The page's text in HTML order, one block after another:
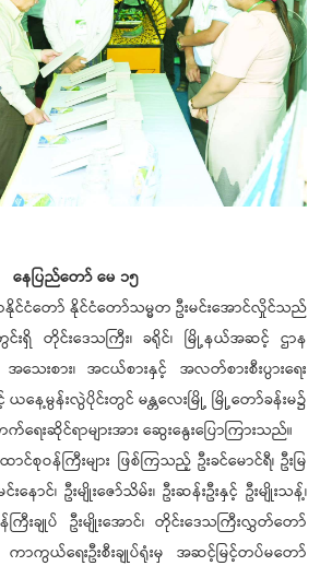
နေပြည်တော် မေ ၁၅
နိုင်ငံတော် နိုင်ငံတော်သမ္မတ ဦးမင်းအောင်လှိုင်သည်
င်းရှိ တိုင်းဒေသကြီး၊ ခရိုင်၊ မြို့နယ်အဆင့် ဌာန
သေးစား၊ အငယ်စားနှင့် အလတ်စားစီးပွားရေး
င့် ယနေ့မွန်းလွဲပိုင်းတွင် မန္တလေးမြို့ မြို့တော်ခန်းမ၌
းဆိုင်ရာများအား ဆွေးနွေးပြောကြားသည်။
ဝန်ကြီးများ ဖြစ်ကြသည့် ဦးခင်မောင်ရီ၊ ဦးမြ
နောင်၊ ဦးမျိုးဇော်သိမ်း၊ ဦးဆန်းဦးနှင့် ဦးမျိုးသန့်၊
ကြီးချုပ် ဦးမျိုးအောင်၊ တိုင်းဒေသကြီးလွှတ်တော်
၊ ကာကွယ်ရေးဦးစီးချုပ်ရုံးမှ အဆင့်မြင့်တပ်မတော်